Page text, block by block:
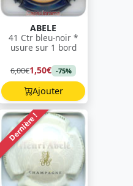
ABELE
41 Ctr bleu-noir *
usure sur 1 bord
6,00€1,50€ -75%
Ajouter
Dernière !